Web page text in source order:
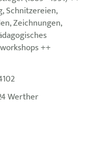
Schnitzereien,
Zeichnungen,
++
Werther